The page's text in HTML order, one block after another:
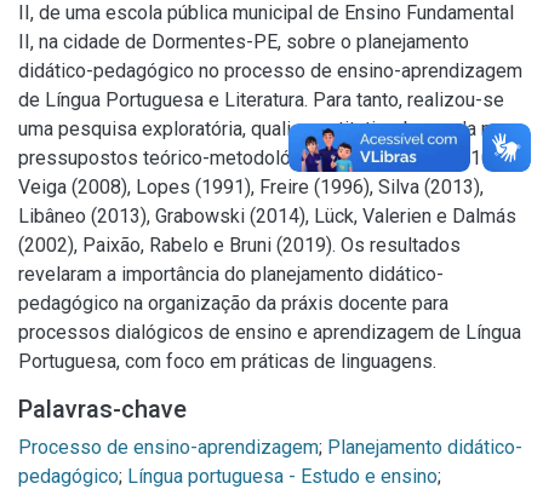
II, de uma escola pública municipal de Ensino Fundamental
II, na cidade de Dormentes-PE, sobre o planejamento
didático-pedagógico no processo de ensino-aprendizagem
de Língua Portuguesa e Literatura. Para tanto, realizou-se
uma pesquisa exploratória, quali-quantitativa, baseada nos
pressupostos teórico-metodológicos de Moretto (2010),
Veiga (2008), Lopes (1991), Freire (1996), Silva (2013),
Libâneo (2013), Grabowski (2014), Lück, Valerien e Dalmás
(2002), Paixão, Rabelo e Bruni (2019). Os resultados
revelaram a importância do planejamento didático-
pedagógico na organização da práxis docente para
processos dialógicos de ensino e aprendizagem de Língua
Portuguesa, com foco em práticas de linguagens.
Palavras-chave
Processo de ensino-aprendizagem; Planejamento didático-
pedagógico; Língua portuguesa - Estudo e ensino;